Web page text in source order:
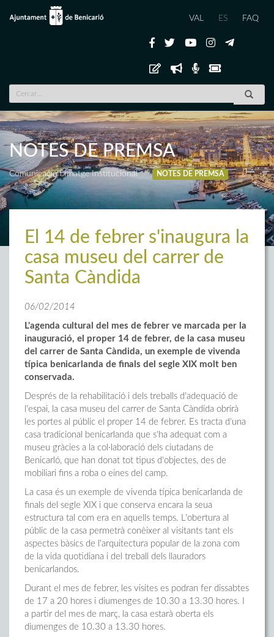
VAL ES FAQ
NOTES DE PREMSA
Comunicació i Imatge Institucional NOTES DE PREMSA
El 14 de febrer s'inaugura la
casa museu del carrer de
Santa Càndida
06/02/2014
L'agenda cultural del mes de febrer ve marcada per la
inauguració, el proper 14 de febrer, de la casa museu
del carrer de Santa Càndida, un exemple de vivenda
típica benicarlanda de finals del segle XIX molt ben
conservada.
Després de la rehabilitació i dels treballs d'adequació de
l'espai, la casa museu del carrer de Santa Càndida obrirà
les portes al públic el proper 14 de febrer. Es tracta d'una
casa tradicional benicarlanda que s'ha adequat com a
museu gràcies a la col·laboració dels ciutadans de
Benicarló, que han donat tot tipus d'objectes, des de
mobiliari fins a roba o eines del camp.
La casa és un exemple de vivenda típica benicarlanda de
finals del segle XIX i que conserva encara la seua
estructura tal com era en aquells temps. L'obertura al
públic de la casa permetrà conèixer al visitants tant els
aspectes bàsics de l'arquitectura popular de la zona com
de la vida quotidiana i del treball dels llauradors
benicarlandos.
Durant el mes de febrer, les visites es podran fer dissabtes
de 17 a 20 hores i diumenges de 10.30 a 13.30 hores. I
a partir del mes de març, la casa estarà oberta els
diumenges de 10.30 a 13.30 hores.